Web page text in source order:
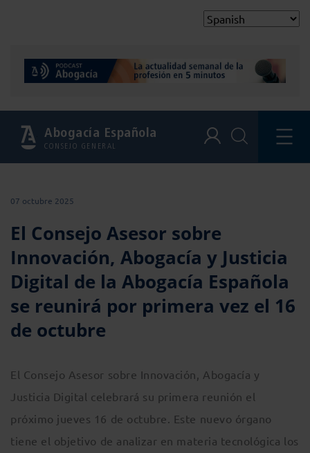
Abogacía Española
CONSEJO GENERAL
07 octubre 2025
El Consejo Asesor sobre
Innovación, Abogacía y Justicia
Digital de la Abogacía Española
se reunirá por primera vez el 16
de octubre
El Consejo Asesor sobre Innovación, Abogacía y
Justicia Digital celebrará su primera reunión el
próximo jueves 16 de octubre. Este nuevo órgano
tiene el objetivo de analizar en materia tecnológica los